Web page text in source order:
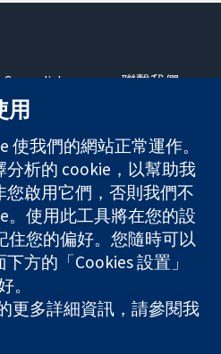
Kingdom
聯繫我們
關於我們
工作機會
Cochrane
Library
a charity (no. 1045921) and a
03044323) registered in
number GB 718 2127 49.
Collaboration
用
使我們的網站正常運作。
析的 cookie，以幫助我
啟用它們，否則我們不
。使用此工具將在您的設
住您的偏好。您隨時可以
方的「Cookies 設置」
。
更多詳細資訊，請參閱我